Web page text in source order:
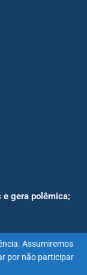
e gera polêmica;
duranteAssumiremos
por não participar